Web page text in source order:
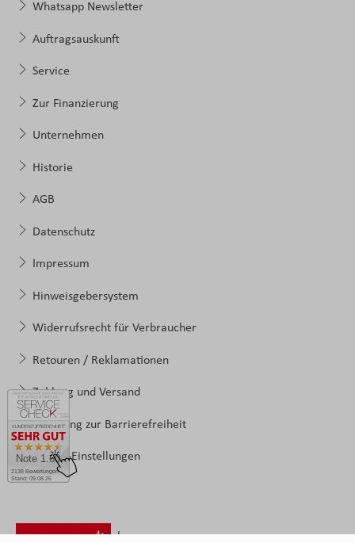
2138 Bewertungen
Stand: 09.08.26
Note 1.60
Whatsapp Newsletter
Auftragsauskunft
Service
Zur Finanzierung
Unternehmen
Historie
AGB
Datenschutz
Impressum
Hinweisgebersystem
Widerrufsrecht für Verbraucher
Retouren / Reklamationen
Zahlung und Versand
Erklärung zur Barrierefreiheit
Cookie-Einstellungen
Folgen